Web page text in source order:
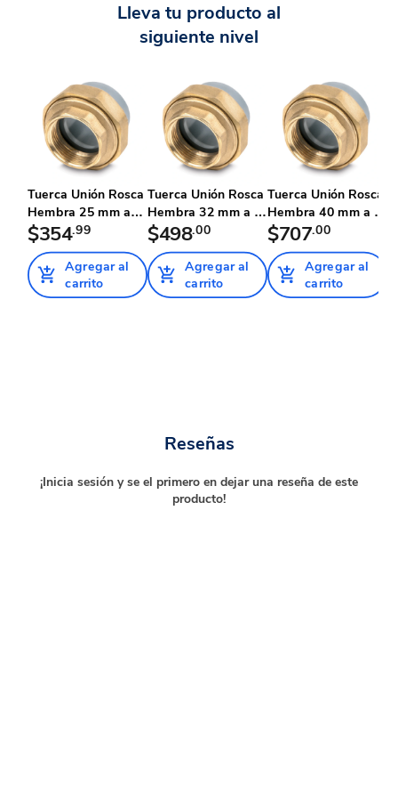
Lleva tu producto al
siguiente nivel
Tuerca Unión Rosca
Hembra 25 mm a
3/4" N...
$354.99
Agregar al
carrito
Tuerca Unión Rosca
Hembra 32 mm a 1"
Npt...
$498.00
Agregar al
carrito
Tuerca Unión Rosca
Hembra 40 mm a 1-
1/4"...
$707.00
Agregar al
carrito
Reseñas
¡Inicia sesión y se el primero en dejar una reseña de este
producto!